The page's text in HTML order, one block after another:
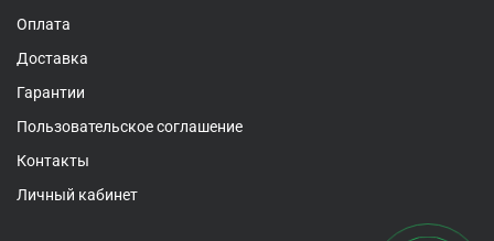
Оплата
Доставка
Гарантии
Пользовательское соглашение
Контакты
Личный кабинет